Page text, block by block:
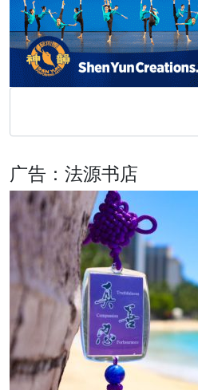
广告：法源书店